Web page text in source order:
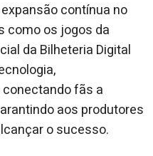
contínua no
como os jogos da
da Bilheteria Digital
fãs a
aos produtores
o sucesso.